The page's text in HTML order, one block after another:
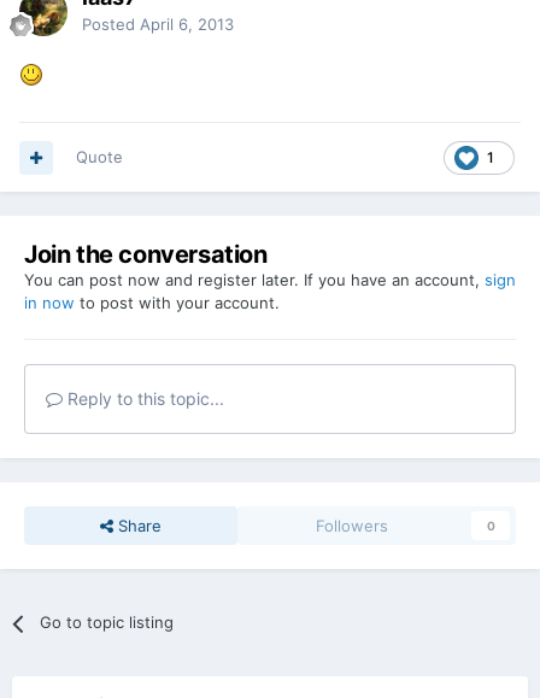
Posted April 6, 2013
1
Quote
Join the conversation
You can post now and register later. If you have an account, sign
in now to post with your account.
Reply to this topic...
Share Followers 0
Go to topic listing